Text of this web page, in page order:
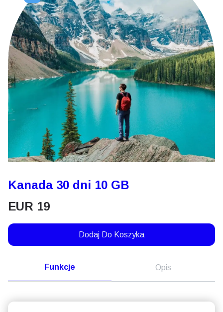
Kanada 30 dni 10 GB
EUR 19
Dodaj Do Koszyka
Funkcje Opis